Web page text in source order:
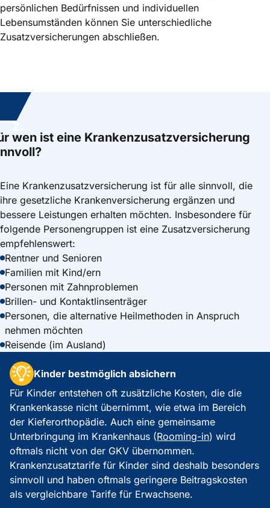
persönlichen Bedürfnissen und individuellen
Lebensumständen können Sie unterschiedliche
Zusatzversicherungen abschließen.
wen ist eine Krankenzusatz­versicherung
Eine Krankenzusatzversicherung ist für alle sinnvoll, die
ihre gesetzliche Krankenversicherung ergänzen und
bessere Leistungen erhalten möchten. Insbesondere für
folgende Personengruppen ist eine Zusatzversicherung
empfehlenswert:
Rentner und Senioren
Familien mit Kind/ern
Personen mit Zahnproblemen
Brillen- und Kontaktlinsenträger
Personen, die alternative Heilmethoden in Anspruch
nehmen möchten
Reisende (im Ausland)
Kinder bestmöglich absichern
Für Kinder entstehen oft zusätzliche Kosten, die die
Krankenkasse nicht übernimmt, wie etwa im Bereich
der Kieferorthopädie. Auch eine gemeinsame
Unterbringung im Krankenhaus (Rooming-in) wird
oftmals nicht von der GKV übernommen.
Krankenzusatztarife für Kinder sind deshalb besonders
sinnvoll und haben oftmals geringere Beitragskosten
als vergleichbare Tarife für Erwachsene.